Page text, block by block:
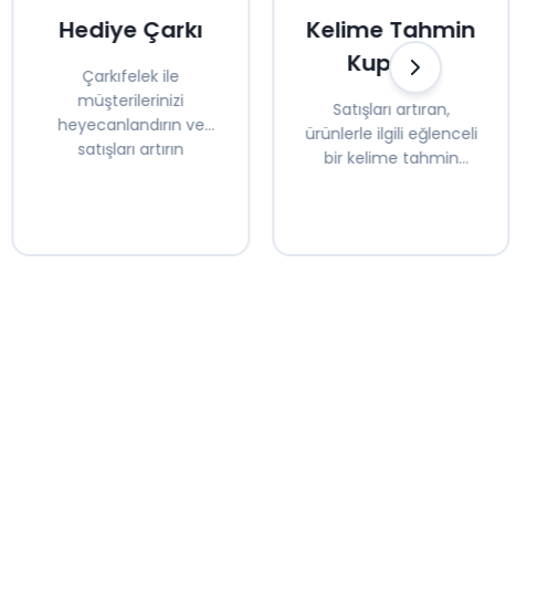
Hediye Çarkı
Çarkıfelek ile
müşterilerinizi
heyecanlandırın ve
satışları artırın
Kelime Tahmin
Kuponu
Satışları artıran,
ürünlerle ilgili eğlenceli
bir kelime tahmin